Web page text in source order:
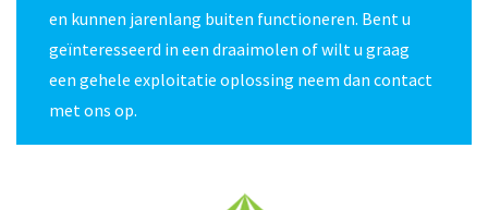
en kunnen jarenlang buiten functioneren. Bent u
geïnteresseerd in een draaimolen of wilt u graag
een gehele exploitatie oplossing neem dan contact
met ons op.